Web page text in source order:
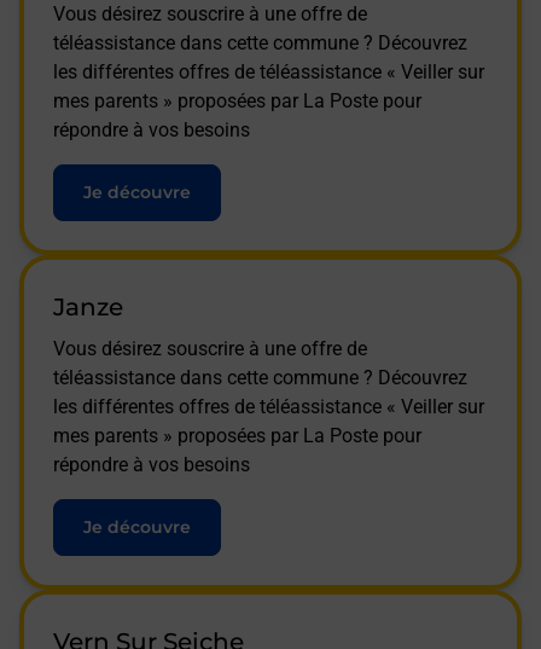
Vous désirez souscrire à une offre de
téléassistance dans cette commune ? Découvrez
les différentes offres de téléassistance « Veiller sur
mes parents » proposées par La Poste pour
répondre à vos besoins
Je découvre
Janze
Vous désirez souscrire à une offre de
téléassistance dans cette commune ? Découvrez
les différentes offres de téléassistance « Veiller sur
mes parents » proposées par La Poste pour
répondre à vos besoins
Je découvre
Vern Sur Seiche